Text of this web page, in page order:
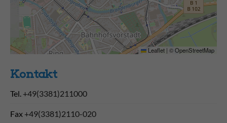
Leaflet | ©OpenStreetMap
Kontakt
Tel. +49(3381)211000
Fax +49(3381)2110-020